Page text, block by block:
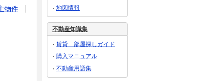
物件
地図情報
不動産知識集
賃貸 部屋探しガイド
購入マニュアル
不動産用語集